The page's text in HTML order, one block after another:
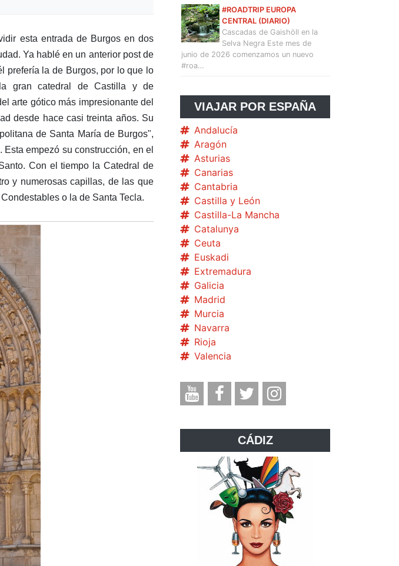
esta entrada de Burgos en dos
Ya hablé en un anterior post de
prefería la de Burgos, por lo que lo
gran catedral de Castilla y de
arte gótico más impresionante del
desde hace casi treinta años. Su
de Santa María de Burgos",
empezó su construcción, en el
Con el tiempo la Catedral de
y numerosas capillas, de las que
o la de Santa Tecla.
#ROADTRIP EUROPA
CENTRAL (DIARIO)
Cascadas de Gaishöll en la
Selva Negra Este mes de
junio de 2026 comenzamos un nuevo
#roa…
VIAJAR POR ESPAÑA
Andalucía
Aragón
Asturias
Canarias
Cantabria
Castilla y León
Castilla-La Mancha
Catalunya
Ceuta
Euskadi
Extremadura
Galicia
Madrid
Murcia
Navarra
Rioja
Valencia
CÁDIZ